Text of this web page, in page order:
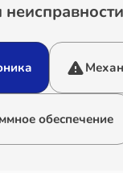
обеспечение